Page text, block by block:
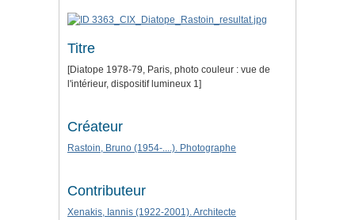
Titre
[Diatope 1978-79, Paris, photo couleur : vue de
l'intérieur, dispositif lumineux 1]
Créateur
Rastoin, Bruno (1954-....). Photographe
Contributeur
Xenakis, Iannis (1922-2001). Architecte